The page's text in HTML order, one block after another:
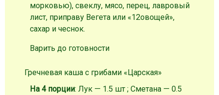
морковью), свеклу, мясо, перец, лавровый
лист, приправу Вегета или «12овощей»,
сахар и чеснок.
Варить до готовности
Гречневая каша с грибами «Царская»
На 4 порции: Лук — 1.5 шт ; Сметана — 0.5